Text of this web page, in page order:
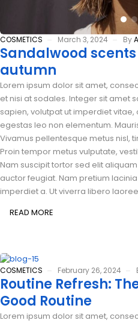
COSMETICS March 3, 2024 By
Sandalwood
autumn
Lorem ipsum dolor sit amet,
et nisi at sodales. Integer sit amet
sapien, volutpat ut imperdiet
egestas leo non elementum.
Vivamus pellentesque metus nisl,
Proin tempor metus vulputate,
Nam suscipit tortor sed elit
auctor feugiat. Nam pretium
imperdiet a. Ut viverra libero
READ MORE
COSMETICS February 26, 2024
Routine Refresh:
Good Routine
Lorem ipsum dolor sit amet,